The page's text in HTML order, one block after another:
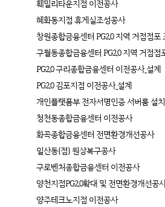
훼밀리타운지점 이전공사
혜화동지점 휴게실조성공사
창원종합금융센터 PG2.0 지역 거점점포
구월동종합금융센터 PG2.0 지역 거점점
PG2.0 구리종합금융센터 이전공사_설계
PG2.0 김포지점 이전공사_설계
개인플랫폼부 전자서명인증 서버룸 설
청천동종합금융센터 이전공사
화곡종합금융센터 전면환경개선공사
일산동(점) 원상복구공사
구로벤처종합금융센터 이전공사
양천지점PG2.0확대 및 전면환경개선공
양주테크노지점 이전공사